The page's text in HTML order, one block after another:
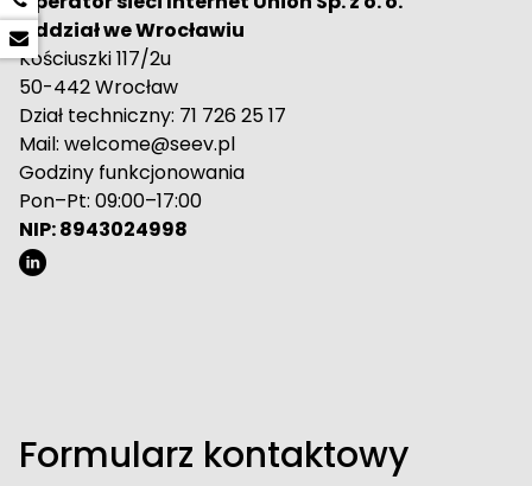
Oddział we Wrocławiu
Kościuszki 117/2u
50-442 Wrocław
Dział techniczny: 71 726 25 17
Mail: welcome@seev.pl
Godziny funkcjonowania
Pon–Pt: 09:00–17:00
NIP: 8943024998
Formularz kontaktowy